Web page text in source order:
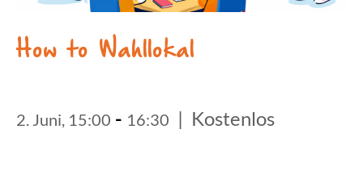
How to Wahllokal
2. Juni, 15:00 - 16:30 | Kostenlos